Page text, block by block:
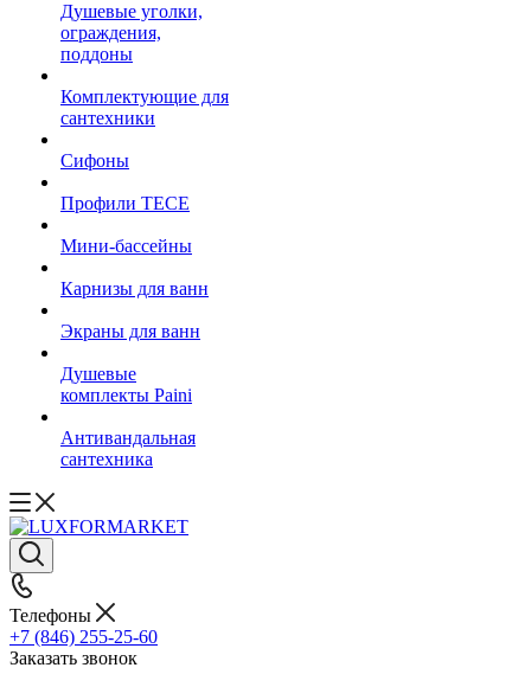
Душевые уголки,
ограждения,
поддоны
Комплектующие для
сантехники
Сифоны
Профили TECE
Мини-бассейны
Карнизы для ванн
Экраны для ванн
Душевые
комплекты Paini
Антивандальная
сантехника
Телефоны
+7 (846) 255-25-60
Заказать звонок